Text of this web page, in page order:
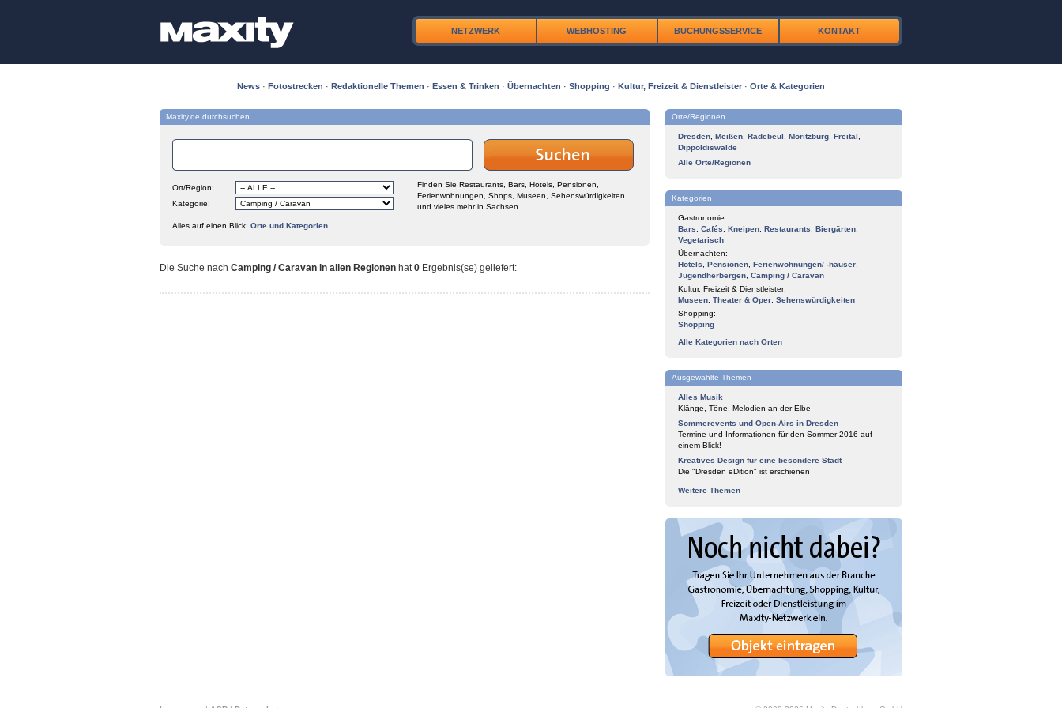
NETZWERK WEBHOSTING BUCHUNGSSERVICE KONTAKT
News · Fotostrecken · Redaktionelle Themen · Essen & Trinken · Übernachten · Shopping · Kultur, Freizeit & Dienstleister · Orte & Kategorien
Maxity.de durchsuchen
Ort/Region:
Kategorie:
Finden Sie Restaurants, Bars, Hotels, Pensionen,
Ferienwohnungen, Shops, Museen, Sehenswürdigkeiten
und vieles mehr in Sachsen.
Alles auf einen Blick: Orte und Kategorien
Die Suche nach Camping / Caravan in allen Regionen hat0 Ergebnis(se) geliefert:
Orte/Regionen
Dresden Meißen Radebeul Moritzburg Freital
Dippoldiswalde
Alle Orte/Regionen
Kategorien
Gastronomie:
Bars
Cafés Kneipen Restaurants Biergärten
Vegetarisch
Übernachten:
Hotels
Pensionen Ferienwohnungen/ -häuser
Jugendherbergen Camping / Caravan
Kultur, Freizeit & Dienstleister:
Museen Theater & Oper Sehenswürdigkeiten
Shopping:
Shopping
Alle Kategorien nach Orten
Ausgewählte Themen
Alles Musik
Klänge, Töne, Melodien an der Elbe
Sommerevents und Open-Airs in Dresden
Termine und Informationen für den Sommer 2016 auf
einem Blick!
Kreatives Design für eine besondere Stadt
Die "Dresden eDition" ist erschienen
Weitere Themen